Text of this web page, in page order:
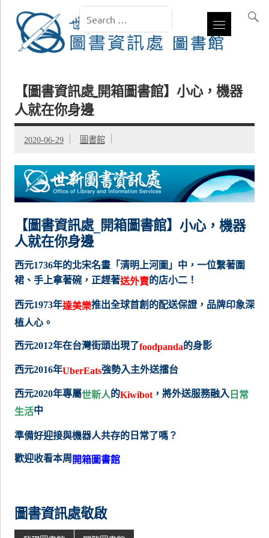
【圖書資訊處_開箱圖書館】小心，機器
人就在你身邊
2020-06-29 圖書館
【圖書資訊處_ 開箱圖書館】 小心，機器
人就在你身邊
西元1736年的北宋名畫「清明上河圖」中，一位繫著圍
裙、手上拿著碗，正趕著送外賣 的店小二！
西元1973年達美樂推出全球首創的配送保證，品牌印象深
植人心。
西元2012年在台灣街頭出現了foodpanda的身影
西元2016年UberEats強勢入主外送擂台
西元2020年專屬世新人的Kiwibot ，將外送服務融入日常
生活中
準備好迎接與機器人共存的日常了嗎？
歡迎收看本周 開箱圖書館
圖書資訊處敬啟